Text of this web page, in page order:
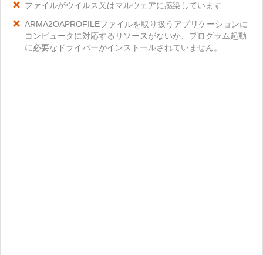
ファイルがウイルス又はマルウェアに感染しています
ARMA2OAPROFILEファイルを取り扱うアプリケーションに
コンピュータに対応するリソースがないか、プログラム起動
に必要なドライバーがインストールされていません。